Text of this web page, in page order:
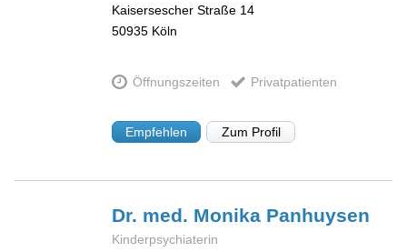
Kaisersescher Straße 14
50935 Köln
Öffnungszeiten Privatpatienten
Empfehlen Zum Profil
Dr. med. Monika Panhuysen
Kinderpsychiaterin